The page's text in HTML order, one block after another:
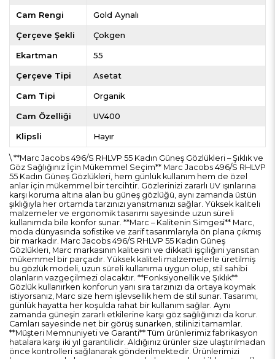
Cam Rengi Gold Aynalı
Çerçeve Şekli Çokgen
Ekartman 55
Çerçeve Tipi Asetat
Cam Tipi Organik
Cam Özelliği UV400
Klipsli Hayır
\ **Marc Jacobs 496/S RHLVP 55 Kadın Güneş Gözlükleri – Şıklık ve
Göz Sağlığınız İçin Mükemmel Seçim** Marc Jacobs 496/S RHLVP
55 Kadın Güneş Gözlükleri, hem günlük kullanım hem de özel
anlar için mükemmel bir tercihtir. Gözlerinizi zararlı UV ışınlarına
karşı koruma altına alan bu güneş gözlüğü, aynı zamanda üstün
şıklığıyla her ortamda tarzınızı yansıtmanızı sağlar. Yüksek kaliteli
malzemeler ve ergonomik tasarımı sayesinde uzun süreli
kullanımda bile konfor sunar. **Marc – Kalitenin Simgesi** Marc,
moda dünyasında sofistike ve zarif tasarımlarıyla ön plana çıkmış
bir markadır. Marc Jacobs 496/S RHLVP 55 Kadın Güneş
Gözlükleri, Marc markasının kalitesini ve dikkatli işçiliğini yansıtan
mükemmel bir parçadır. Yüksek kaliteli malzemelerle üretilmiş
bu gözlük modeli, uzun süreli kullanıma uygun olup, stil sahibi
olanların vazgeçilmezi olacaktır. **Fonksiyonellik ve Şıklık**
Gözlük kullanırken konforun yanı sıra tarzınızı da ortaya koymak
istiyorsanız, Marc size hem işlevsellik hem de stil sunar. Tasarımı,
günlük hayatta her koşulda rahat bir kullanım sağlar. Aynı
zamanda güneşin zararlı etkilerine karşı göz sağlığınızı da korur.
Camları sayesinde net bir görüş sunarken, stilinizi tamamlar.
**Müşteri Memnuniyeti ve Garanti** Tüm ürünlerimiz fabrikasyon
hatalara karşı iki yıl garantilidir. Aldığınız ürünler size ulaştırılmadan
önce kontrolleri sağlanarak gönderilmektedir. Ürünlerimizi